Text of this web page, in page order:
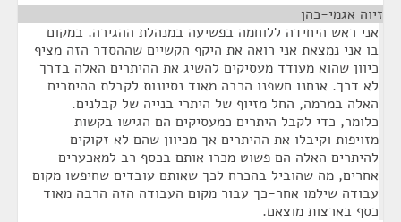
זיוה אגמי-כהן
אני ראש היחידה ללוחמה בפשיעה במנהלת ההגירה. במקום
בו אני נמצאת אני רואה את היקף הקשיים שההסדר הזה מציף
כיוון שהוא מעודד מעסיקים להשיג את ההיתרים האלה בדרך
לא דרך. אנחנו חשפנו הרבה מאוד נסיונות לקבלת ההיתרים
האלה במרמה, החל מזיוף של היתרי בנייה של קבלנים.
כלומר, כדי לקבל היתרים כמעסיקים הם הגישו בקשות
מזויפות וקיבלו את ההיתרים אך מכיוון שהם לא זקוקים
להיתרים האלה הם פשוט מכרו אותם בכסף רב למאכערים
אחרים, מה שהוביל בהכרח לכך שאותם עובדים שחיפשו מקום
עבודה שילמו אחר-כך עבור מקום העבודה הזה הרבה מאוד
כסף בארצות מוצאם.